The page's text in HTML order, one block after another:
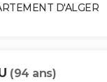
D'ALGER
(94 ans)